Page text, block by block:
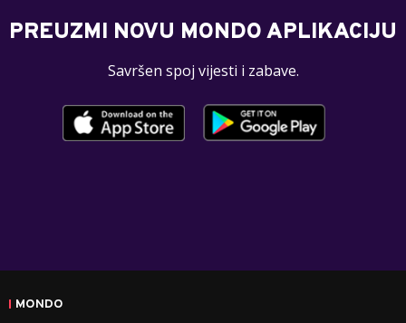
PREUZMI NOVU MONDO APLIKACIJU
Savršen spoj vijesti i zabave.
MONDO